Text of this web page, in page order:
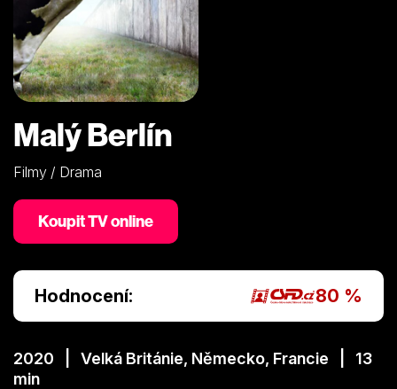
Malý Berlín
Filmy / Drama
Koupit TV online
Hodnocení: 80 %
2020 | Velká Británie, Německo, Francie | 13
min